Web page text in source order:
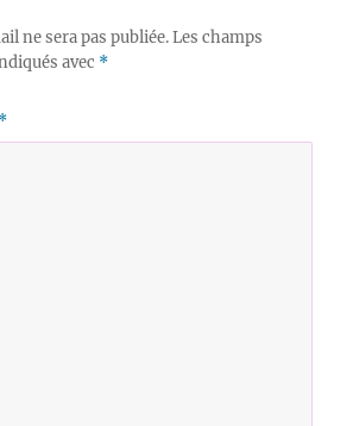
ne sera pas publiée. Les champs
avec *
*